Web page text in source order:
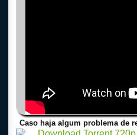
Caso haja algum problema de